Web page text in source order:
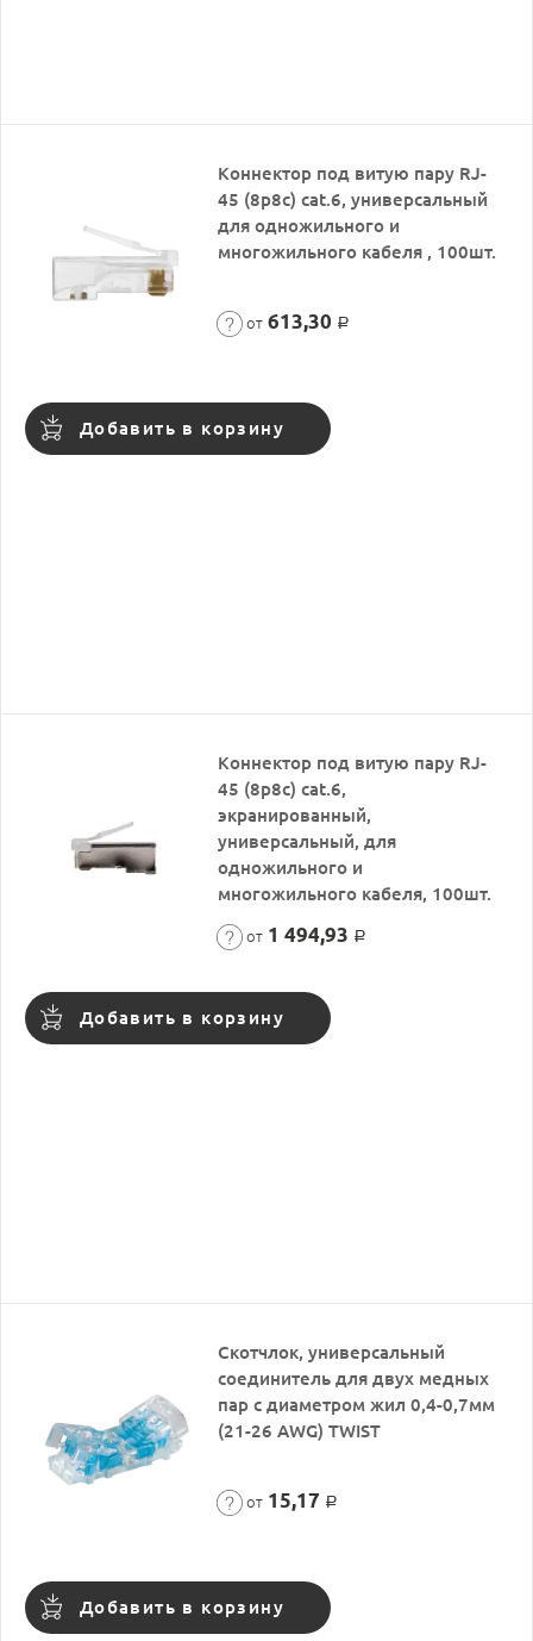
Коннектор под витую пару RJ-
45 (8p8c) cat.6, универсальный
для одножильного и
многожильного кабеля , 100шт.
от 613,30 Р
Добавить в корзину
Коннектор под витую пару RJ-
45 (8p8c) cat.6,
экранированный,
универсальный, для
одножильного и
многожильного кабеля, 100шт.
от 1 494,93 Р
Добавить в корзину
Скотчлок, универсальный
соединитель для двух медных
пар с диаметром жил 0,4-0,7мм
(21-26 AWG) TWIST
от 15,17 Р
Добавить в корзину